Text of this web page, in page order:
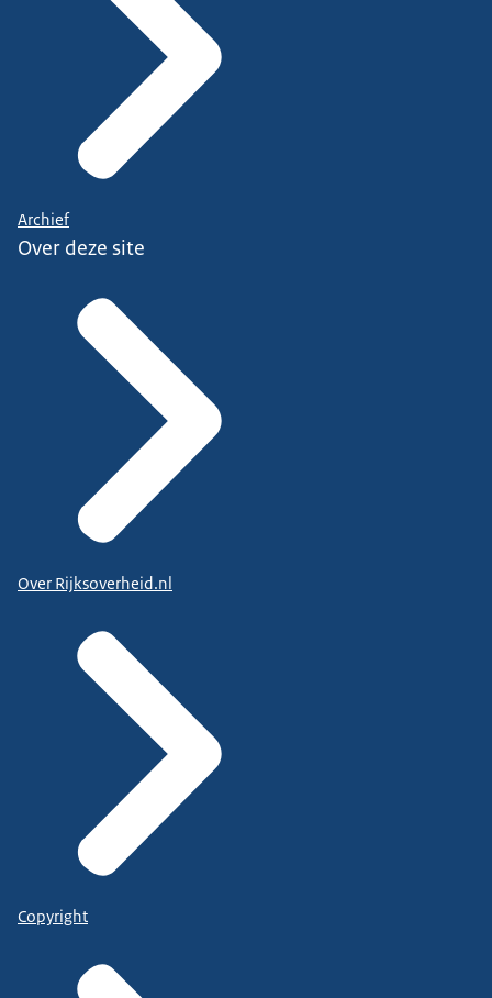
Archief
Over deze site
Over Rijksoverheid.nl
Copyright